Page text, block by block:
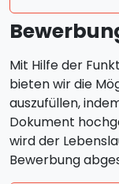
Mit Hilfe der
bieten wir die
auszufüllen,
Dokument
wird der
Bewerbung